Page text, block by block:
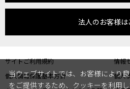
法人のお客様は
サイトご利用規約
情報
個人情報保護基本方針
個人
当ウェブサイトでは、お客様により
をご提供するため、クッキーを利用し